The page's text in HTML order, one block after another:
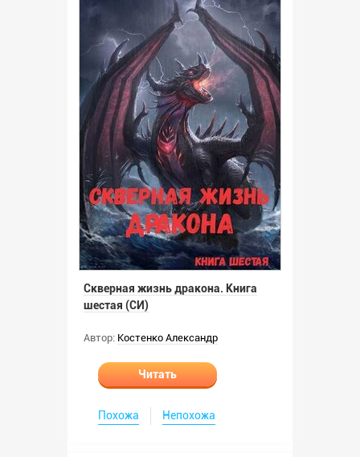
Скверная жизнь дракона. Книга
шестая (СИ)
Автор: Костенко Александр
Читать
Похожа Непохожа